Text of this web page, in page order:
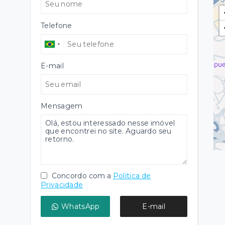
Telefone
E-mail
Mensagem
Concordo com a Política de
Privacidade
WhatsApp E-mail